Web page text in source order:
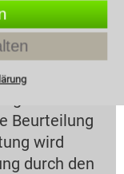
sollen
Beurteilung
wird
durch den